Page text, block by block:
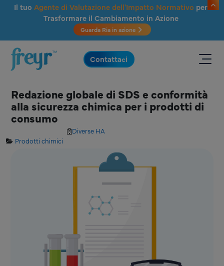
Salta al contenuto principale
Il tuo Agente di Valutazione dell'Impatto Normativo per
Trasformare il Cambiamento in Azione
Guarda Ria in azione
.
Contattaci
Redazione globale di SDS e conformità
alla sicurezza chimica per i prodotti di
consumo
Prodotti chimici
Diverse HA